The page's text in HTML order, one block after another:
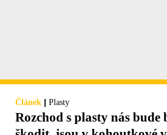
Článek | Plasty
Rozchod s plasty nás bude